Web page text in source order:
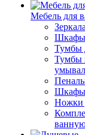
Мебель для
Шкафы
Тумбы
Тумбы
Шкафы
Ножки